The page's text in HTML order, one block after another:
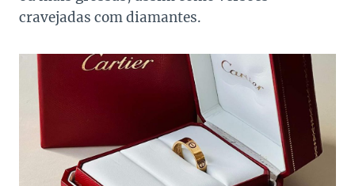
cravejadas com diamantes.